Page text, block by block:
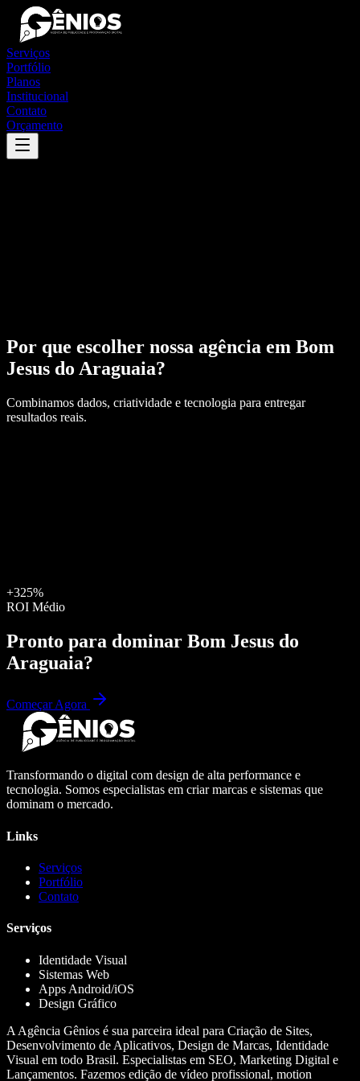
Serviços
Portfólio
Planos
Institucional
Contato
Orçamento
Por que escolher nossa agência em Bom
Jesus do Araguaia?
Combinamos dados, criatividade e tecnologia para entregar
resultados reais.
+325%
ROI Médio
Pronto para dominar Bom Jesus do
Araguaia?
Começar Agora
Transformando o digital com design de alta performance e
tecnologia. Somos especialistas em criar marcas e sistemas que
dominam o mercado.
Links
Serviços
Portfólio
Contato
Serviços
Identidade Visual
Sistemas Web
Apps Android/iOS
Design Gráfico
A Agência Gênios é sua parceira ideal para Criação de Sites,
Desenvolvimento de Aplicativos, Design de Marcas, Identidade
Visual em todo Brasil. Especialistas em SEO, Marketing Digital e
Lançamentos. Fazemos edição de vídeo profissional, motion